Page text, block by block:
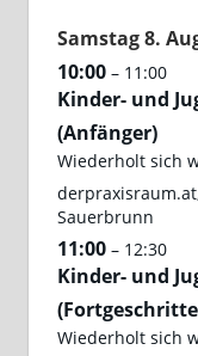
Samstag8.
10:00 – 11:00
Kinder- und
(Anfänger)
Wiederholt sich
Sauerbrunn
11:00 – 12:30
Kinder- und
Wiederholt sich